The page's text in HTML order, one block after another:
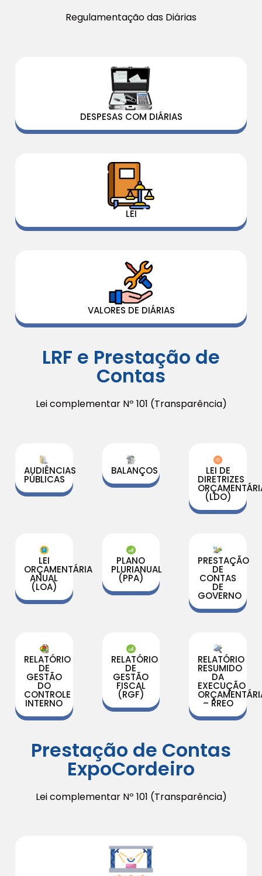
Regulamentação das Diárias
DESPESAS COM DIÁRIAS
LEI
VALORES DE DIÁRIAS
LRF e Prestação de
Contas
Lei complementar Nº 101 (Transparência)
AUDIÊNCIAS
PÚBLICAS
BALANÇOS LEI DE
DIRETRIZES
(LDO)
LEI
ORÇAMENTÁRIA
ANUAL
(LOA)
PLANO
PLURIANUAL
(PPA)
PRESTAÇÃO
DE
CONTAS
DE
GOVERNO
RELATÓRIO
DE
GESTÃO
DO
CONTROLE
INTERNO
RELATÓRIO
DE
GESTÃO
FISCAL
(RGF)
RELATÓRIO
RESUMIDO
DA
EXECUÇÃO
– RREO
Prestação de Contas
ExpoCordeiro
Lei complementar Nº 101 (Transparência)